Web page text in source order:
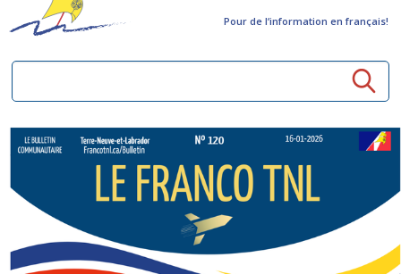
Pour de l‘information en français!
Ressources communautaires
Activités à distance
ConnectAînés
Arts et culture
Appels d'offres du secteur culturel
Plan de Développement Global
Organismes
Nouvelles
Bulletin Le FrancoTNL